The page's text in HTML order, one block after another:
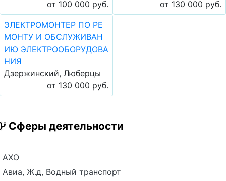
от 100 000 руб. от 130 000 руб.
ЭЛЕКТРОМОНТЕР ПО РЕ
МОНТУ И ОБСЛУЖИВАН
ИЮ ЭЛЕКТРООБОРУДОВА
НИЯ
Дзержинский, Люберцы
от 130 000 руб.
Сферы деятельности
АХО
Авиа, Ж.д, Водный транспорт